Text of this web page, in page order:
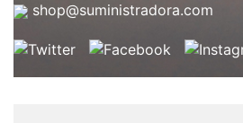
shop@suministradora.com